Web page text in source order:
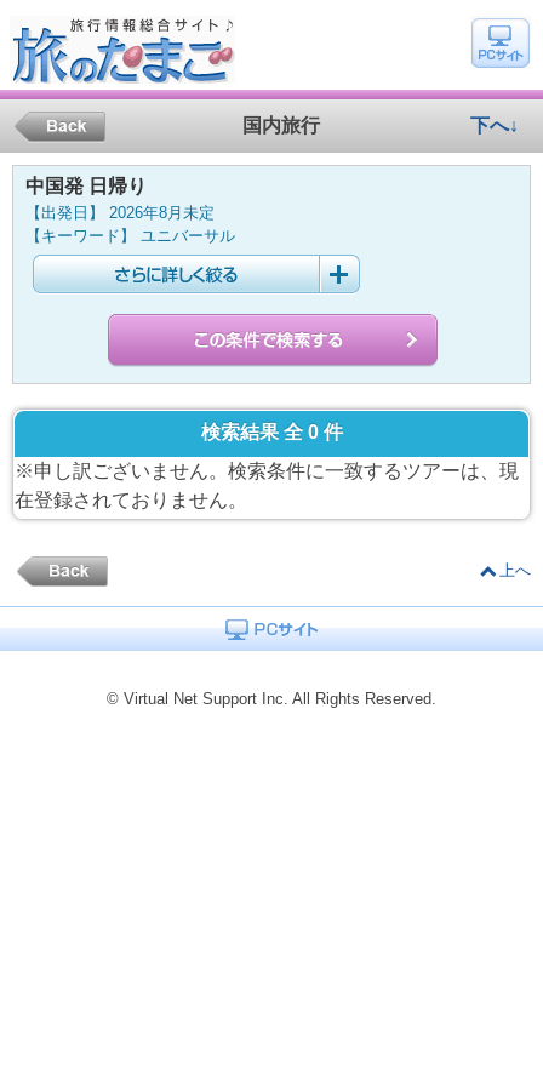
国内旅行 下へ↓
中国発 日帰り
【出発日】 2026年8月未定
【キーワード】 ユニバーサル
検索結果 全 0 件
※申し訳ございません。検索条件に一致するツアーは、現
在登録されておりません。
上へ
© Virtual Net Support Inc. All Rights Reserved.